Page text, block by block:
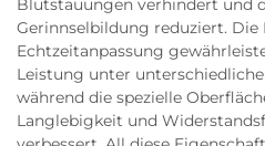
Blutstauungen verhindert und
Gerinnselbildung reduziert. Die
Echtzeitanpassung
Leistung unter
während die spezielle
Langlebigkeit und